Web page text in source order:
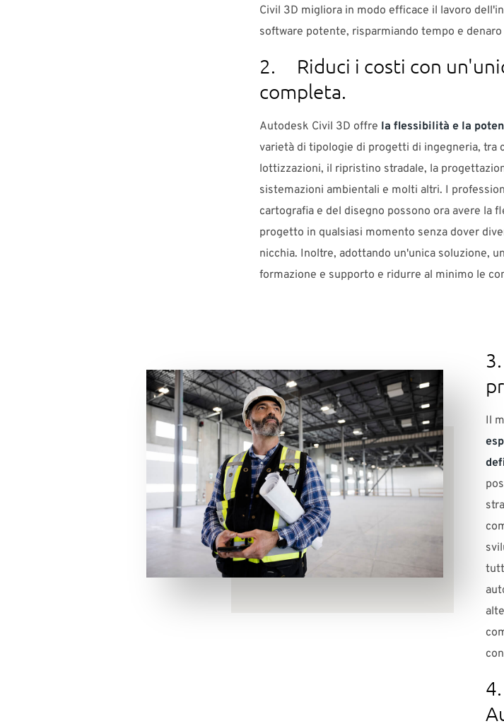
Civil 3D migliora in modo efficace il lavoro
software potente, risparmiando tempo e
2. Riduci i costi con
completa.
Autodesk Civil 3D offre la flessibilità e la
varietà di tipologie di progetti di ingegneria, tra
lottizzazioni, il ripristino stradale, la
sistemazioni ambientali e molti altri. I
cartografia e del disegno possono ora avere la
progetto in qualsiasi momento senza dover
nicchia. Inoltre, adottando un'unica soluzione,
formazione e supporto e ridurre al minimo le
Il